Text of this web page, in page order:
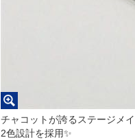
チャコットが誇るステージメ
2色設計を採用✨